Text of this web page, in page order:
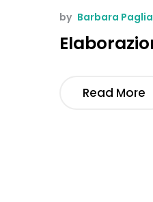
by Barbara
Read More